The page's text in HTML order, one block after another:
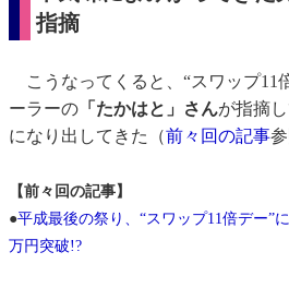
指摘
こうなってくると、“スワップ11
ーラーの 「たかはと」さんが指摘
になり出してきた（前々回の記事参
【前々回の記事】
●平成最後の祭り、“スワップ11倍デー”
万円突破!?